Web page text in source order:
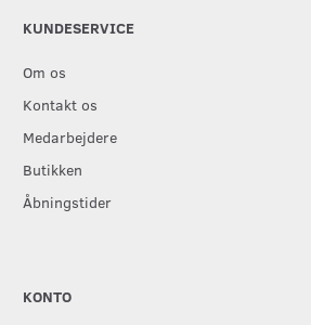
KUNDESERVICE
Om os
Kontakt os
Medarbejdere
Butikken
Åbningstider
KONTO